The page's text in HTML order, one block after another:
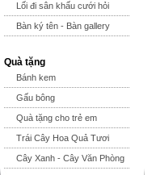
Lối đi sân khấu cưới hỏi
Bàn ký tên - Bàn gallery
Quà tặng
Bánh kem
Gấu bông
Quà tặng cho trẻ em
Trái Cây Hoa Quả Tươi
Cây Xanh - Cây Văn Phòng